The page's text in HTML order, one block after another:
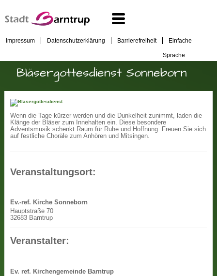
Impressum Datenschutzerklärung Barrierefreiheit Einfache
Sprache
Bläsergottesdienst Sonneborn
Wenn die Tage kürzer werden und die Dunkelheit zunimmt, laden die
Klänge der Bläser zum Innehalten ein. Diese besondere
Adventsmusik schenkt Raum für Ruhe und Hoffnung. Freuen Sie sich
auf festliche Choräle zum Anhören und Mitsingen.
Veranstaltungsort:
Ev.-ref. Kirche Sonneborn
Hauptstraße 70
32683 Barntrup
Veranstalter:
Ev. ref. Kirchengemeinde Barntrup